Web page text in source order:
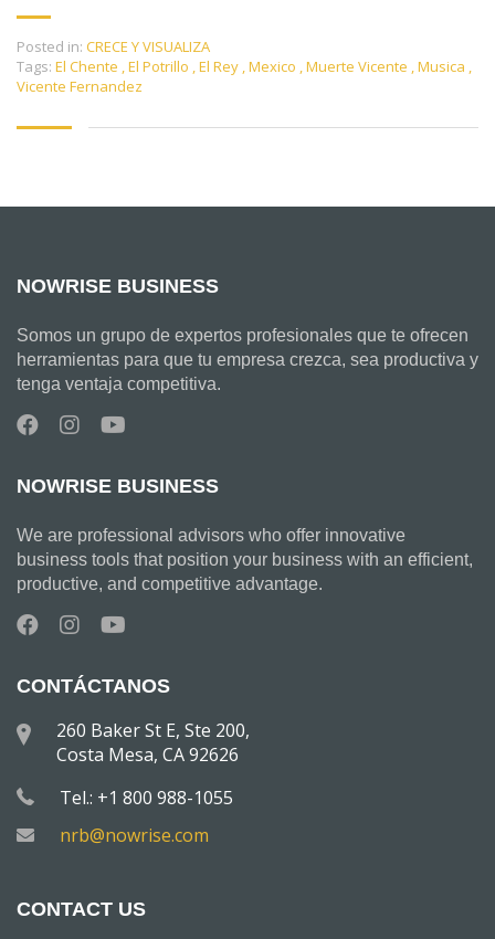
Posted in: CRECE Y VISUALIZA
Tags: El Chente ,El Potrillo ,El Rey ,Mexico ,Muerte Vicente ,Musica ,
Vicente Fernandez
NOWRISE BUSINESS
Somos un grupo de expertos profesionales que te ofrecen
herramientas para que tu empresa crezca, sea productiva y
tenga ventaja competitiva.
NOWRISE BUSINESS
We are professional advisors who offer innovative
business tools that position your business with an efficient,
productive, and competitive advantage.
CONTÁCTANOS
260 Baker St E, Ste 200,
Costa Mesa, CA 92626
Tel.: +1 800 988-1055
nrb@nowrise.com
CONTACT US